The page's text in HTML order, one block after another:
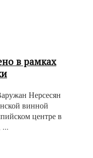
в рамках
Нерсесян
винной
центре в